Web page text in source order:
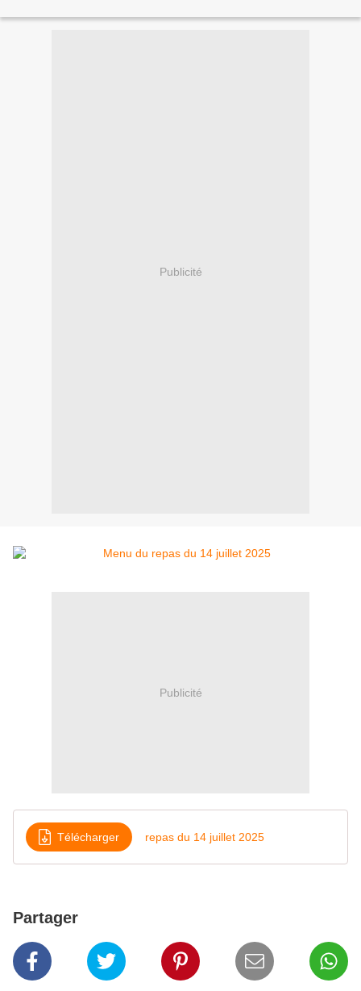
Publicité
Publicité
Télécharger repas du 14 juillet 2025
Partager